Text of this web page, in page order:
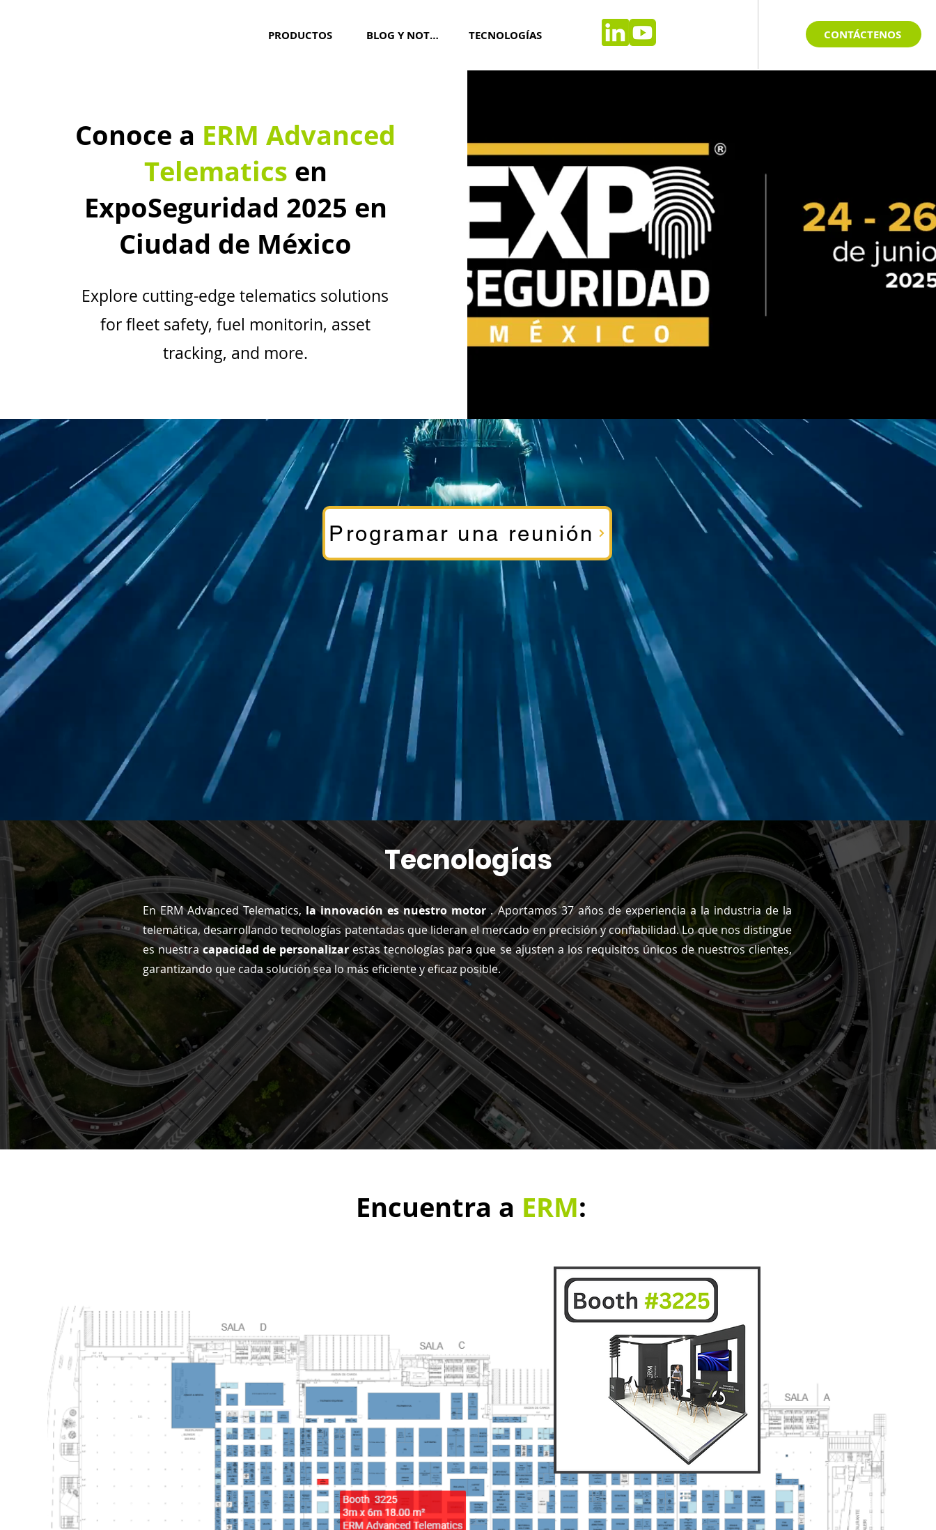
CONTÁCTENOS
PRODUCTOS BLOG Y NOTICIAS TECNOLOGÍAS
Conoce a ERM Advanced
Telematics en
ExpoSeguridad 2025 en
Ciudad de México
Explore cutting-edge telematics solutions
for fleet safety, fuel monitorin, asset
tracking, and more.
Programar una reunión
Tecnologías
En ERM Advanced Telematics, la innovación es nuestro motor. Aportamos 37 años de experiencia a la industria de la
telemática, desarrollando tecnologías patentadas que lideran el mercado en precisión y confiabilidad. Lo que nos distingue
es nuestracapacidad de personalizarestas tecnologías para que se ajusten a los requisitos únicos de nuestros clientes,
garantizando que cada solución sea lo más eficiente y eficaz posible.
Encuentra a ERM: